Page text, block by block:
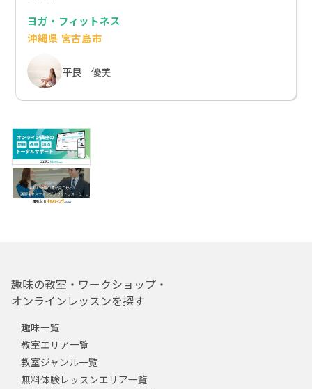
ヨガ・フィットネス
沖縄県 宮古島市
平良 優美
趣味の教室・ワークショップ・
オンラインレッスンを探す
趣味一覧
教室エリア一覧
教室ジャンル一覧
無料体験レッスンエリア一覧